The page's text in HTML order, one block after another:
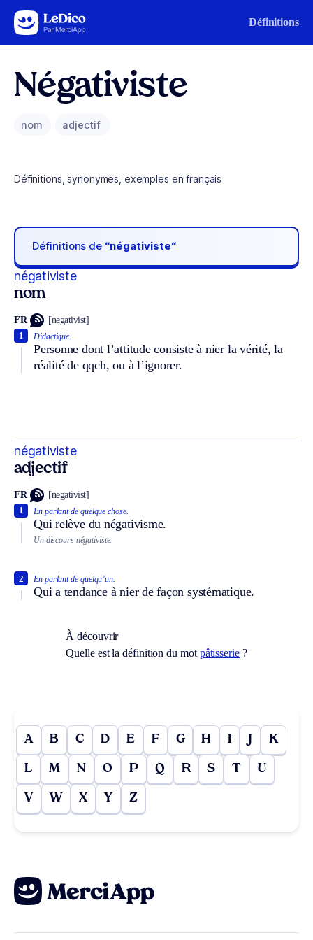
Aller au contenu Définitions
Négativiste
nom adjectif
Définitions, synonymes, exemples en français
Définitions de “négativiste“
négativiste
nom
FR [negativist]
Didactique.
Personne dont l’attitude consiste à nier la vérité, la
réalité de qqch, ou à l’ignorer.
1
négativiste
adjectif
FR [negativist]
En parlant de quelque chose.
Qui relève du négativisme.
1
Un discours négativiste.
En parlant de quelqu’un.
Qui a tendance à nier de façon systématique.
2
À découvrir
Quelle est la définition du mot pâtisserie?
A B C D E F G H I J K
L M N O P Q R S T U
V W X Y Z